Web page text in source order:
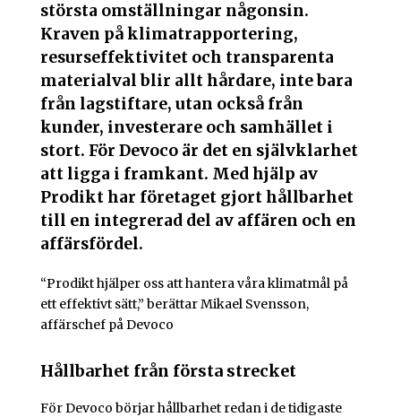
största omställningar någonsin.
Kraven på klimatrapportering,
resurseffektivitet och transparenta
materialval blir allt hårdare, inte bara
från lagstiftare, utan också från
kunder, investerare och samhället i
stort. För Devoco är det en självklarhet
att ligga i framkant. Med hjälp av
Prodikt har företaget gjort hållbarhet
till en integrerad del av affären och en
affärsfördel.
“Prodikt hjälper oss att hantera våra klimatmål på
ett effektivt sätt,” berättar Mikael Svensson,
affärschef på Devoco
Hållbarhet från första strecket
För Devoco börjar hållbarhet redan i de tidigaste